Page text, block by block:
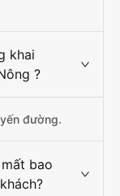
khai
?
đường.
bao